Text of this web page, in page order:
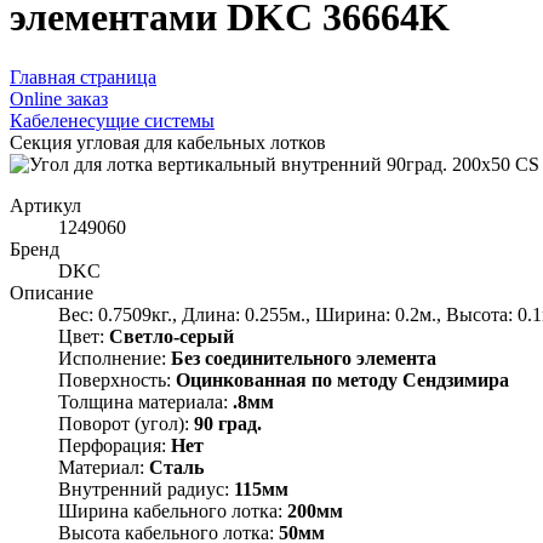
элементами DKC 36664K
Главная страница
Оnline заказ
Кабеленесущие системы
Секция угловая для кабельных лотков
Артикул
1249060
Бренд
DKC
Описание
Вес: 0.7509кг., Длина: 0.255м., Ширина: 0.2м., Высота:
Цвет: Светло-серый
Исполнение: Без соединительного элемента
Поверхность: Оцинкованная по методу Сендзимира
Толщина материала: .8мм
Поворот (угол): 90 град.
Перфорация: Нет
Материал: Сталь
Внутренний радиус: 115мм
Ширина кабельного лотка: 200мм
Высота кабельного лотка: 50мм